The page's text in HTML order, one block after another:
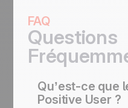
FAQ
Questions
Qu’est-ce que
Positive User ?